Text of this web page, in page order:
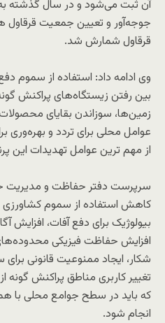
آن ثبت می‏‌شود و در سال گذشته
قرقاول شمارش شد.
وی ادامه داد: استفاده از سموم
بین رفتن زیستگاه‌های پراکنش
زمین‌ها، سوزاندن بقایای
عوامل محلی برای تردد و بهره‌وری
از مهم ترین عوامل تهدیدات این
سرپرست دفتر حفاظت و
کاهش استفاده از سموم کشاورزی
بیولوژیک برای دفع آفات، افزایش
افزایش حفاظت فیزیکی
شکار، ایجاد ممنوعیت قانونی
تغییر کاربری مناطق پراکنش
که باید در سطح جوامع محلی با
انجام شود.